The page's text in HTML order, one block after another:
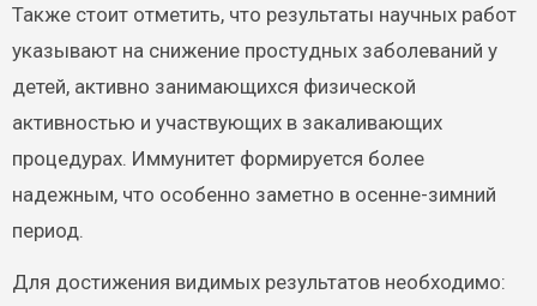
Также стоит отметить, что результаты научных работ
указывают на снижение простудных заболеваний у
детей, активно занимающихся физической
активностью и участвующих в закаливающих
процедурах. Иммунитет формируется более
надежным, что особенно заметно в осенне-зимний
период.
Для достижения видимых результатов необходимо: